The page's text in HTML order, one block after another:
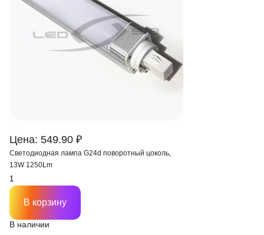
Цена: 549.90 ₽
Светодиодная лампа G24d поворотный цоколь,
13W 1250Lm
В наличии
В корзину